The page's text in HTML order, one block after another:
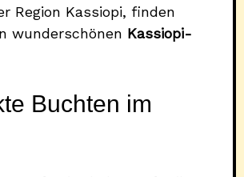
Region Kassiopi, finden
wunderschönen Kassiopi-
Buchten im